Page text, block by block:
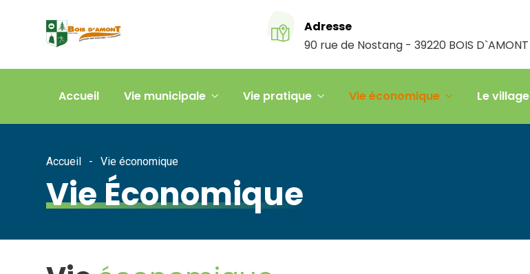
Adresse
90 rue de Nostang - 39220 BOIS D`AMONT
Accueil Vie municipale Vie pratique Vie économique Le village
Accueil Vie économique
Vie Économique